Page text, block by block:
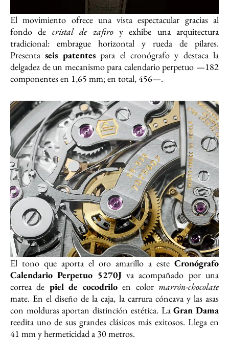
El movimiento ofrece una vista espectacular gracias al
fondo de cristal de zafiroy exhibe una arquitectura
tradicional: embrague horizontal y rueda de pilares.
Presenta seis patentespara el cronógrafo y destaca la
delgadez de un mecanismo para calendario perpetuo —182
componentes en 1,65 mm; en total, 456—.
El tono que aporta el oro amarillo a este Cronógrafo
Calendario Perpetuo 5270J va acompañado por una
correa de piel de cocodriloen color marrón-chocolate
mate. En el diseño de la caja, la carrura cóncava y las asas
con molduras aportan distinción estética. LaGran Dama
reedita uno de sus grandes clásicos más exitosos. Llega en
41 mm y hermeticidad a 30 metros.